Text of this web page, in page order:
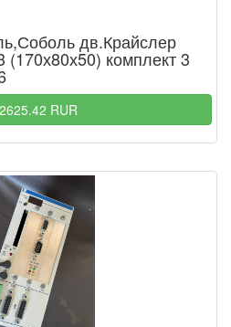
дв.Крайслер
комплект 3
2625.42 RUR